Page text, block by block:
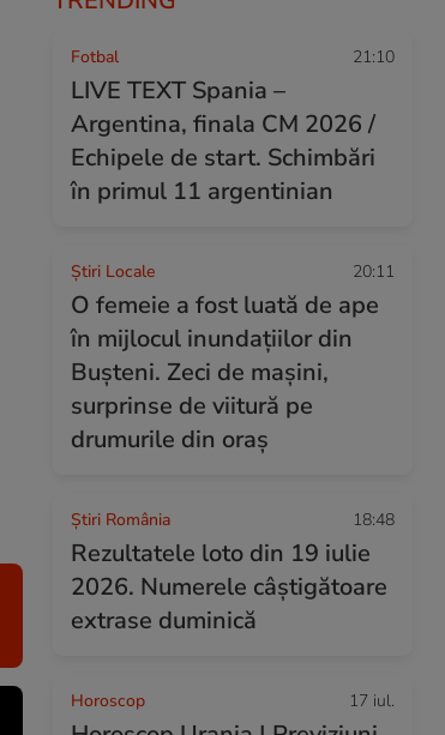
Fotbal 21:10
LIVE TEXT Spania –
Argentina, finala CM 2026 /
Echipele de start. Schimbări
în primul 11 argentinian
Știri Locale 20:11
O femeie a fost luată de ape
în mijlocul inundațiilor din
Bușteni. Zeci de mașini,
surprinse de viitură pe
drumurile din oraș
Știri România 18:48
Rezultatele loto din 19 iulie
2026. Numerele câștigătoare
extrase duminică
Horoscop 17 iul.